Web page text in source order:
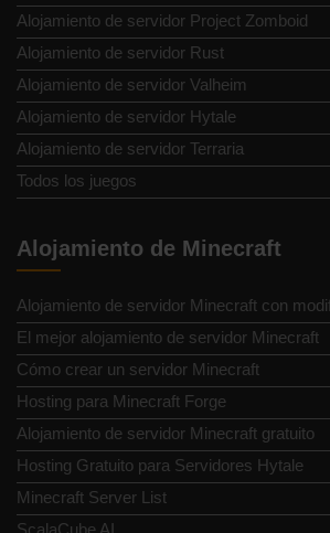
Alojamiento de servidor Project Zomboid
Alojamiento de servidor Rust
Alojamiento de servidor Valheim
Alojamiento de servidor Hytale
Alojamiento de servidor Terraria
Todos los juegos
Alojamiento de Minecraft
Alojamiento de servidor Minecraft con
El mejor alojamiento de servidor Minecraft
Cómo crear un servidor Minecraft
Hosting para Minecraft Forge
Alojamiento de servidor Minecraft gratuito
Hosting Gratuito para Servidores Hytale
Minecraft Server List